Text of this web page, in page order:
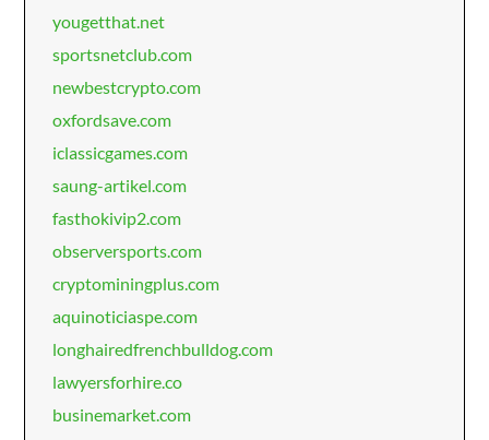
yougetthat.net
sportsnetclub.com
newbestcrypto.com
oxfordsave.com
iclassicgames.com
saung-artikel.com
fasthokivip2.com
observersports.com
cryptominingplus.com
aquinoticiaspe.com
longhairedfrenchbulldog.com
lawyersforhire.co
businemarket.com